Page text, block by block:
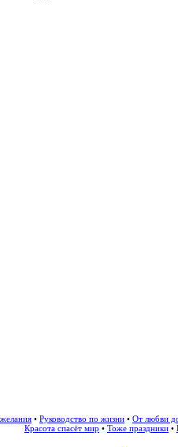
• Руководство по жизни • От любви
Красота спасёт мир • Тоже праздники •